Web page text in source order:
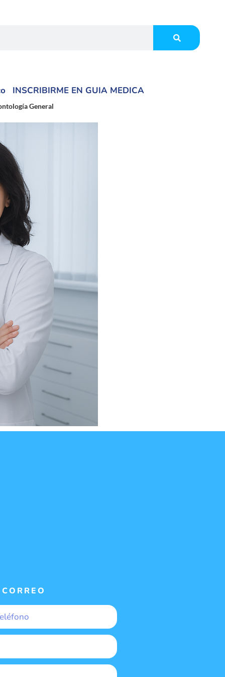
INSCRIBIRME EN GUIA MEDICA
General